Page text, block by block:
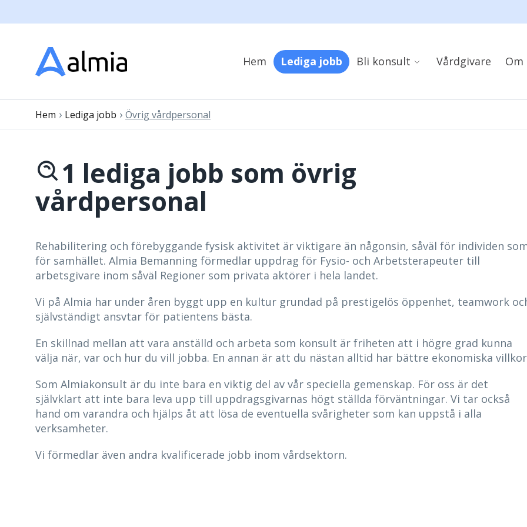
Hem Lediga jobb Bli konsult Vårdgivare Om
Hem › Lediga jobb › Övrig vårdpersonal
1 lediga jobb som övrig
vårdpersonal
Rehabilitering och förebyggande fysisk aktivitet är viktigare än någonsin, såväl för individen
för samhället. Almia Bemanning förmedlar uppdrag för Fysio- och Arbetsterapeuter till
arbetsgivare inom såväl Regioner som privata aktörer i hela landet.
Vi på Almia har under åren byggt upp en kultur grundad på prestigelös öppenhet, teamwork
självständigt ansvtar för patientens bästa.
En skillnad mellan att vara anställd och arbeta som konsult är friheten att i högre grad kunna
välja när, var och hur du vill jobba. En annan är att du nästan alltid har bättre ekonomiska
Som Almiakonsult är du inte bara en viktig del av vår speciella gemenskap. För oss är det
självklart att inte bara leva upp till uppdragsgivarnas högt ställda förväntningar. Vi tar också
hand om varandra och hjälps åt att lösa de eventuella svårigheter som kan uppstå i alla
verksamheter.
Vi förmedlar även andra kvalificerade jobb inom vårdsektorn.